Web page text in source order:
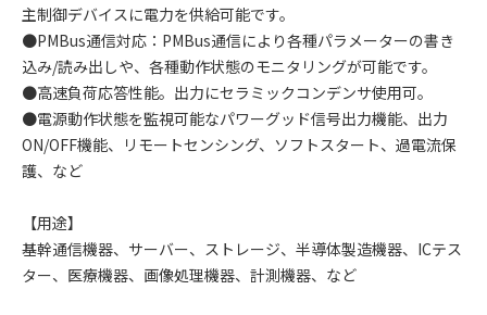
主制御デバイスに電力を供給可能です。
●PMBus通信対応：PMBus通信により各種パラメーターの書き
込み/読み出しや、各種動作状態のモニタリングが可能です。
●高速負荷応答性能。出力にセラミックコンデンサ使用可。
●電源動作状態を監視可能なパワーグッド信号出力機能、出力
ON/OFF機能、リモートセンシング、ソフトスタート、過電流保
護、など
【用途】
基幹通信機器、サーバー、ストレージ、半導体製造機器、ICテス
ター、医療機器、画像処理機器、計測機器、など